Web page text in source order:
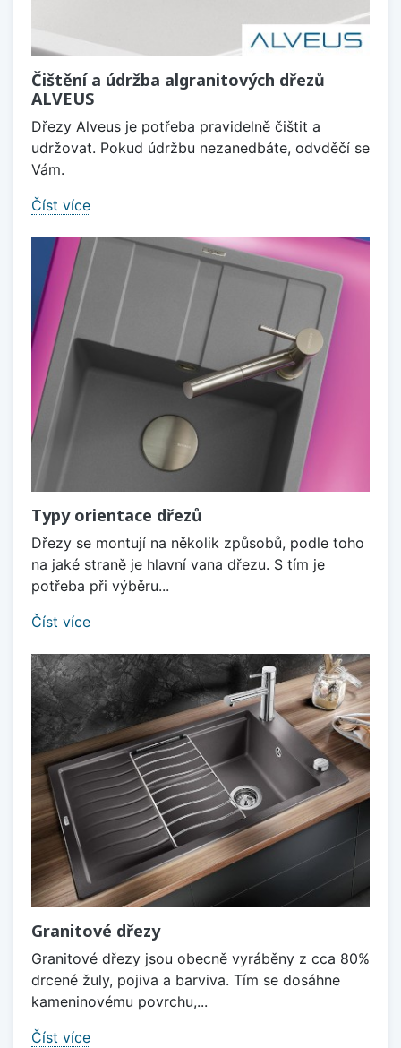
Čištění a údržba algranitových dřezů
ALVEUS
Dřezy Alveus je potřeba pravidelně čištit a
udržovat. Pokud údržbu nezanedbáte, odvděčí se
Vám.
Číst více
Typy orientace dřezů
Dřezy se montují na několik způsobů, podle toho
na jaké straně je hlavní vana dřezu. S tím je
potřeba při výběru...
Číst více
Granitové dřezy
Granitové dřezy jsou obecně vyráběny z cca 80%
drcené žuly, pojiva a barviva. Tím se dosáhne
kameninovému povrchu,...
Číst více